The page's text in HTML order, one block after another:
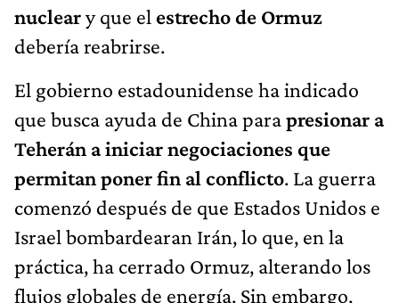
nucleary que el estrecho de Ormuz
debería reabrirse.
El gobierno estadounidense ha indicado
que busca ayuda de China parapresionar a
Teherán a iniciar negociaciones que
permitan poner fin al conflicto. La guerra
comenzó después de que Estados Unidos e
Israel bombardearan Irán, lo que, en la
práctica, ha cerrado Ormuz, alterando los
flujos globales de energía. Sin embargo,